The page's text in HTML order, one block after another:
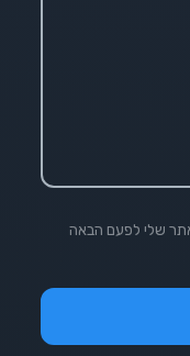
שלי לפעם הבאה